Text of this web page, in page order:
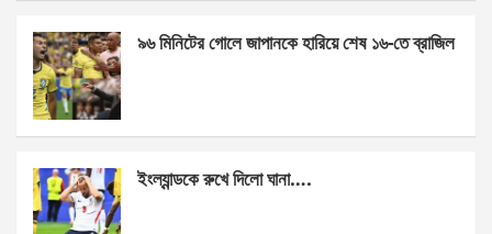
k
p
৯৬ মিনিটের গোলে জাপানকে হারিয়ে শেষ ১৬-তে ব্রাজিল
ইংল্যান্ডকে রুখে দিলো ঘানা….